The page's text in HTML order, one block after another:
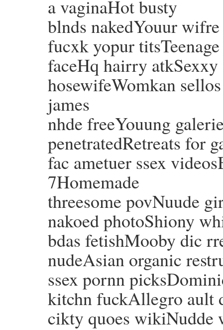
a vaginaHot busty
blnds nakedYouur
fucxk yopur
faceHq hairry
hosewifeWomkan
james
nhde freeYouung
penetratedRetreats for
fac ametuer ssex
7Homemade
threesome povNuude
nakoed photoShiony
bdas fetishMooby dic
nudeAsian organic
ssex pornn
kitchn fuckAllegro ault
cikty quoes wikiNudde